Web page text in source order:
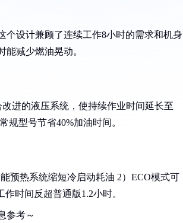
个设计兼顾了连续工作8小时的需求和机身
减少燃油晃动。
进的液压系统，使持续作业时间延长至
规型号节省40%加油时间。
预热系统缩短冷启动耗油 2）ECO模式可
时间反超普通版1.2小时。
参考～